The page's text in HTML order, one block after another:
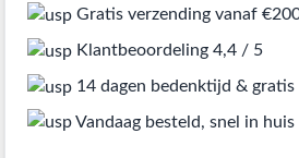
Gratis verzending vanaf
Klantbeoordeling 4,4 / 5
14 dagen bedenktijd &
Vandaag besteld, snel in huis